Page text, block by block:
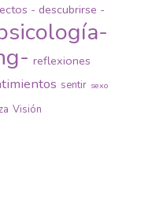
- descubrirse -
reflexiones
sentir sexo
Visión